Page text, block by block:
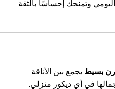
وتمنحك إحساسًا بالثقة
بسيط يجمع بين الأناقة
في أي ديكور منزلي.